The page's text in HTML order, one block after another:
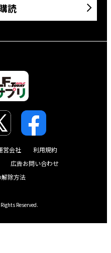
読
営会社
利用規約
広告お問い合わせ
除方法
Reserved.